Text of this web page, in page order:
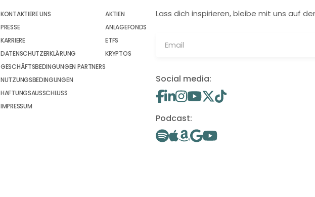
KONTAKTIERE UNS
PRESSE
KARRIERE
DATENSCHUTZERKLÄRUNG
GESCHÄFTSBEDINGUNGEN PARTNERS
NUTZUNGSBEDINGUNGEN
HAFTUNGSAUSSCHLUSS
IMPRESSUM
AKTIEN
ANLAGEFONDS
ETFS
KRYPTOS
Lass dich inspirieren, bleibe mit uns auf
Social media:
Podcast: